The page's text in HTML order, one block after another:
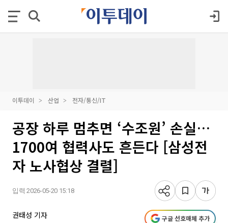
이투데이 산업 전자/통신/IT
공장 하루 멈추면 ‘수조원’ 손실…
1700여 협력사도 흔든다 [삼성전
자 노사협상 결렬]
입력 2026-05-20 15:18
권태성 기자 구글 선호매체 추가